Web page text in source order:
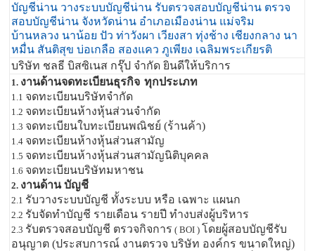
บัญชีน่าน วางระบบบัญชีน่าน รับตรวจสอบบัญชีน่าน ตรวจ
สอบบัญชีน่าน จังหวัดน่าน อำเภอเมืองน่าน แม่จริม
บ้านหลวง นาน้อย ปัว ท่าวังผา เวียงสา ทุ่งช้าง เชียงกลาง นา
หมื่น สันติสุข บ่อเกลือ สองแคว ภูเพียง เฉลิมพระเกียรติ
บริษัท ชลธี บิสซิเนส กรุ๊ป จำกัด ยินดีให้บริการ
1. งานด้านจดทะเบียนธุรกิจ ทุกประเภท
1.1 จดทะเบียนบริษัทจำกัด
1.2 จดทะเบียนห้างหุ้นส่วนจำกัด
1.3 จดทะเบียนใบทะเบียนพณิชย์ (ร้านค้า)
1.4 จดทะเบียนห้างหุ้นส่วนสามัญ
1.5 จดทะเบียนห้างหุ้นส่วนสามัญนิติบุคคล
1.6 จดทะเบียนบริษัทมหาชน
2. งานด้าน บัญชี
2.1 รับวางระบบบัญชี ทั้งระบบ หรือ เฉพาะ แผนก
2.2 รับจัดทำบัญชี รายเดือน รายปี ทำงบส่งผู้บริหาร
2.3 รับตรวจสอบบัญชี ตรวจกิจการ ( BOI ) โดยผู้สอบบัญชีรับ
อนุญาต (ประสบการณ์ งานตรวจ บริษัท องค์กร ขนาดใหญ่)